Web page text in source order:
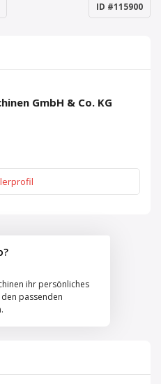
ID #115900
GmbH & Co. KG
ihr persönliches
passenden